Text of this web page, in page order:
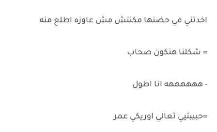
اخدتني في حضنها مكنتش مش عاوزه اطلع منه
= شكلنا هنكون صحاب
- ههههههه انا اطول
=حبيبتيي تعالي اوريكي عمر